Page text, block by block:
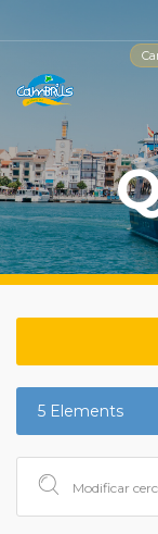
5 Elements
Modificar